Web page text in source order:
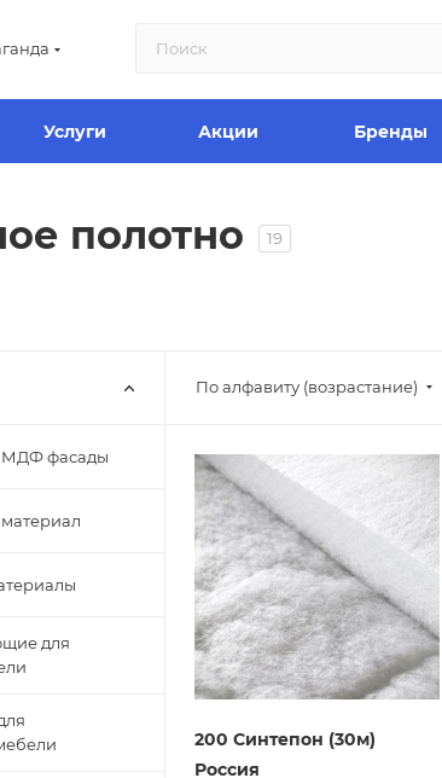
Услуги Акции Бренды
полотно 19
По алфавиту (возрастание)
200 Синтепон (30м)
Россия
фасады
для